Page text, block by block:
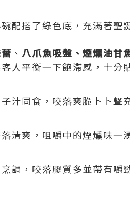
配搭了綠色底，充滿著聖
、 八爪魚吸盤、煙燻油甘
人平衡一下飽滯感，十分
汁同食，咬落爽脆卜卜聲
清爽，咀嚼中的煙燻味一
調，咬落膠質多並帶有嚼